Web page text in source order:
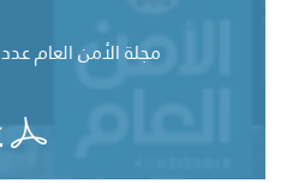
مجلة الأمن العام عدد 141 حزيران 2025